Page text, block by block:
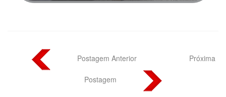
Postagem Anterior Próxima
Postagem